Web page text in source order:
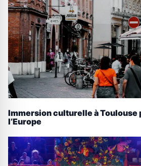
Immersion culturelle à Toulouse
l’Europe